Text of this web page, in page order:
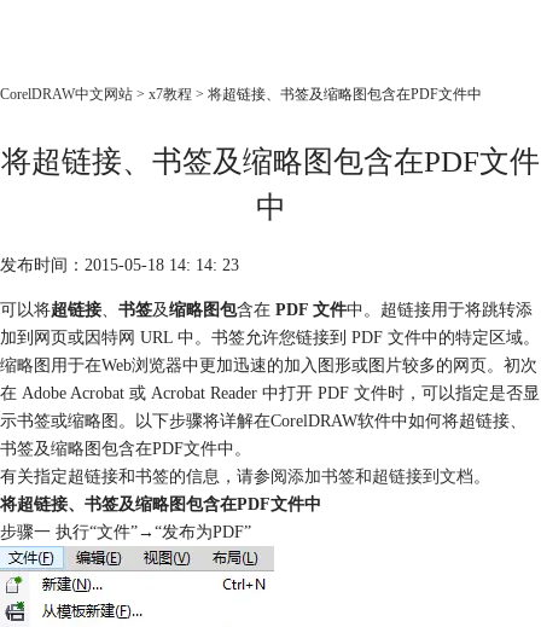
首页
产品
下载
购买
CorelDRAW中文网站 > x7教程 > 将超链接、书签及缩略图包含在PDF文件中
将超链接、书签及缩略图包含在PDF文件
中
发布时间：2015-05-18 14: 14: 23
可以将超链接 书签及缩略图包含在 PDF 文件中。超链接用于将跳转添
加到网页或因特网 URL 中。书签允许您链接到 PDF 文件中的特定区域。
缩略图用于在Web浏览器中更加迅速的加入图形或图片较多的网页。初次
在 Adobe Acrobat 或 Acrobat Reader 中打开 PDF 文件时，可以指定是否显
示书签或缩略图。以下步骤将详解在CorelDRAW软件中如何将超链接、
书签及缩略图包含在PDF文件中。
有关指定超链接和书签的信息，请参阅添加书签和超链接到文档。
将超链接、书签及缩略图包含在PDF文件中
步骤一 执行“文件”→“发布为PDF”